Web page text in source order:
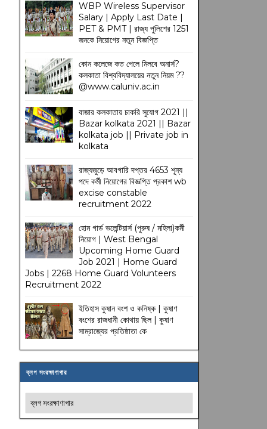
WBP Wireless Supervisor
Salary | Apply Last Date |
PET & PMT | রাজ্য পুলিশের 1251
জনকে নিয়োগের নতুন বিজ্ঞপ্তি
কোন কলেজে কত পেলে মিলবে অনার্স?
কলকাতা বিশ্ববিদ্যালয়ের নতুন নিয়ম??
@www.caluniv.ac.in
বাজার কলকাতায় চাকরি সুযোগ 2021 ||
Bazar kolkata 2021 || Bazar
kolkata job || Private job in
kolkata
রাজ্যজুড়ে আবগারি দপ্তর 4653 শূন্য
পদে কর্মী নিয়োগের বিজ্ঞপ্তি প্রকাশ wb
excise constable
recruitment 2022
হোম গার্ড ভলেন্টিয়ার্স (পুরুষ / মহিলা)কর্মী
নিয়োগ | West Bengal
Upcoming Home Guard
Job 2021 | Home Guard
Jobs | 2268 Home Guard Volunteers
Recruitment 2022
ইতিহাস কুষান বংশ ও কনিষ্ক | কুষাণ
বংশের রাজধানী কোথায় ছিল | কুষাণ
সাম্রাজ্যের প্রতিষ্ঠাতা কে
ব্লগ সংরক্ষাণাগার